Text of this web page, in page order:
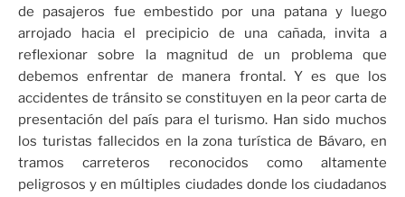
de pasajeros fue embestido por una patana y luego
arrojado hacia el precipicio de una cañada, invita a
reflexionar sobre la magnitud de un problema que
debemos enfrentar de manera frontal. Y es que los
accidentes de tránsito se constituyen en la peor carta de
presentación del país para el turismo. Han sido muchos
los turistas fallecidos en la zona turística de Bávaro, en
tramos carreteros reconocidos como altamente
peligrosos y en múltiples ciudades donde los ciudadanos